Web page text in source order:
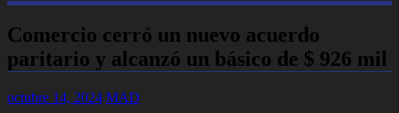
Comercio cerró un nuevo acuerdo
paritario y alcanzó un básico de $ 926 mil
octubre 14, 2024 MAD